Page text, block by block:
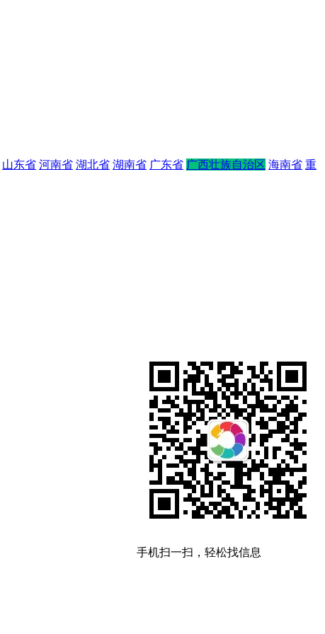
山东省 河南省 湖北省 湖南省 广东省 广西壮族自治区 海南省 重
手机扫一扫，轻松找信息